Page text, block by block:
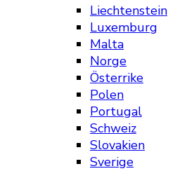
Liechtenstein
Luxemburg
Malta
Norge
Österrike
Polen
Portugal
Schweiz
Slovakien
Sverige